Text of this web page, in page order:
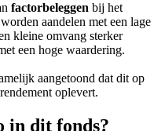
factorbeleggen bij het
aandelen met een lage
kleine omvang sterker
een hoge waardering.
aangetoond dat dit op
oplevert.
in dit fonds?